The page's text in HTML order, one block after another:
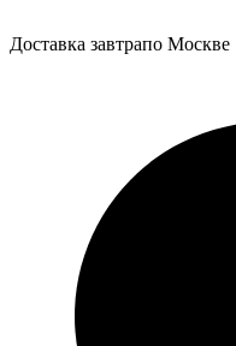
Доставка завтрапо Москве